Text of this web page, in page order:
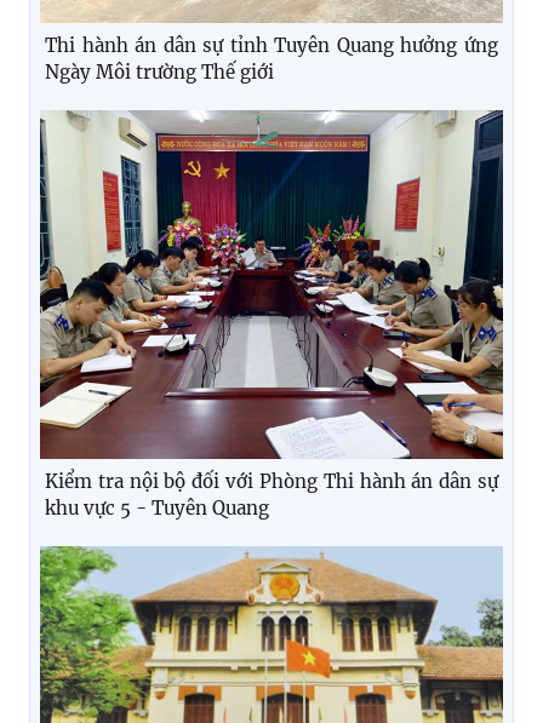
Thi hành án dân sự tỉnh Tuyên Quang hưởng ứng
Ngày Môi trường Thế giới
Kiểm tra nội bộ đối với Phòng Thi hành án dân sự
khu vực 5 - Tuyên Quang